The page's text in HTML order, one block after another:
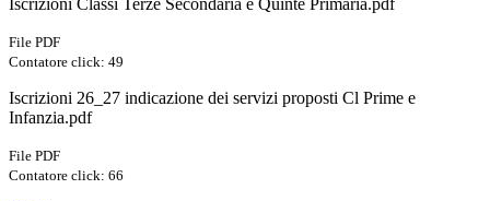
Iscrizioni Classi Terze Secondaria e Quinte Primaria.pdf
File PDF
Contatore click: 49
Iscrizioni 26_27 indicazione dei servizi proposti Cl Prime e
Infanzia.pdf
File PDF
Contatore click: 66